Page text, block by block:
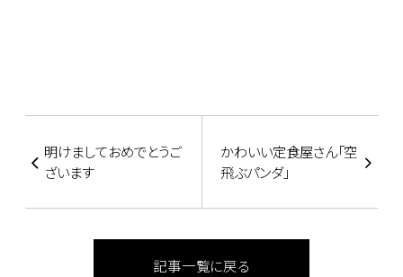
明けましておめでとうご
ざいます
かわいい定食屋さん「空
飛ぶパンダ」
記事一覧に戻る